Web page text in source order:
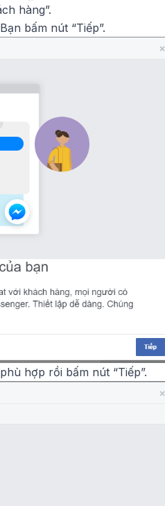
hàng”.
bấm nút “Tiếp”.
hợp rồi bấm nút “Tiếp”.